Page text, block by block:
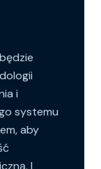
i
systemu
aby
I